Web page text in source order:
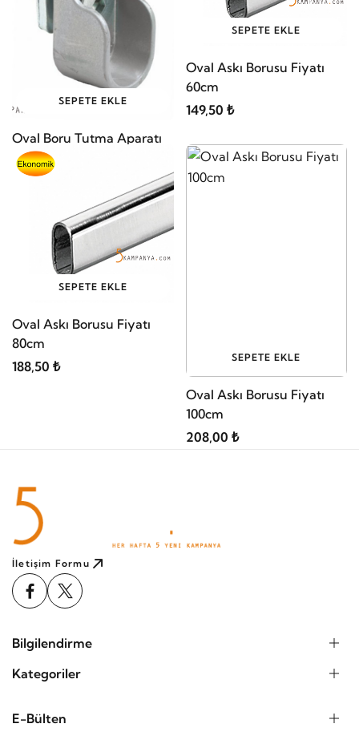
SEPETE EKLE
Oval Boru Tutma Aparatı
65,00 ₺
SEPETE EKLE
Oval Askı Borusu Fiyatı
60cm
149,50 ₺
SEPETE EKLE
Oval Askı Borusu Fiyatı
80cm
188,50 ₺
SEPETE EKLE
Oval Askı Borusu Fiyatı
100cm
208,00 ₺
İletişim Formu
Bilgilendirme
Kategoriler
E-Bülten